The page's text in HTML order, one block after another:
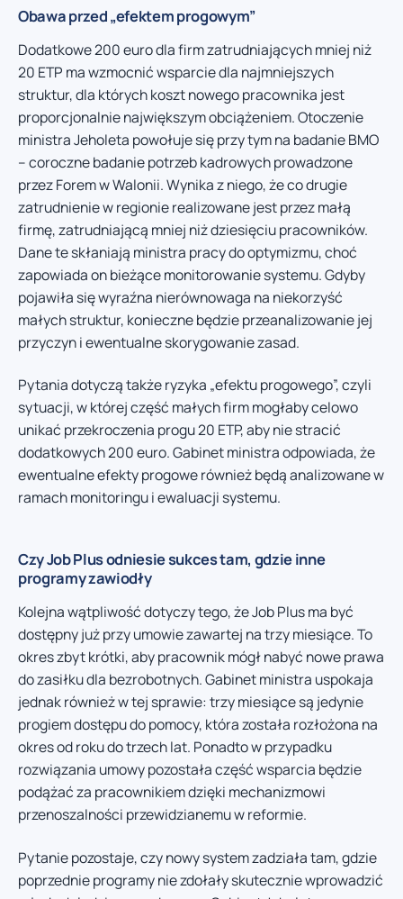
Obawa przed „efektem progowym”
Dodatkowe 200 euro dla firm zatrudniających mniej niż
20 ETP ma wzmocnić wsparcie dla najmniejszych
struktur, dla których koszt nowego pracownika jest
proporcjonalnie największym obciążeniem. Otoczenie
ministra Jeholeta powołuje się przy tym na badanie BMO
– coroczne badanie potrzeb kadrowych prowadzone
przez Forem w Walonii. Wynika z niego, że co drugie
zatrudnienie w regionie realizowane jest przez małą
firmę, zatrudniającą mniej niż dziesięciu pracowników.
Dane te skłaniają ministra pracy do optymizmu, choć
zapowiada on bieżące monitorowanie systemu. Gdyby
pojawiła się wyraźna nierównowaga na niekorzyść
małych struktur, konieczne będzie przeanalizowanie jej
przyczyn i ewentualne skorygowanie zasad.
Pytania dotyczą także ryzyka „efektu progowego”, czyli
sytuacji, w której część małych firm mogłaby celowo
unikać przekroczenia progu 20 ETP, aby nie stracić
dodatkowych 200 euro. Gabinet ministra odpowiada, że
ewentualne efekty progowe również będą analizowane w
ramach monitoringu i ewaluacji systemu.
Czy Job Plus odniesie sukces tam, gdzie inne
programy zawiodły
Kolejna wątpliwość dotyczy tego, że Job Plus ma być
dostępny już przy umowie zawartej na trzy miesiące. To
okres zbyt krótki, aby pracownik mógł nabyć nowe prawa
do zasiłku dla bezrobotnych. Gabinet ministra uspokaja
jednak również w tej sprawie: trzy miesiące są jedynie
progiem dostępu do pomocy, która została rozłożona na
okres od roku do trzech lat. Ponadto w przypadku
rozwiązania umowy pozostała część wsparcia będzie
podążać za pracownikiem dzięki mechanizmowi
przenoszalności przewidzianemu w reformie.
Pytanie pozostaje, czy nowy system zadziała tam, gdzie
poprzednie programy nie zdołały skutecznie wprowadzić